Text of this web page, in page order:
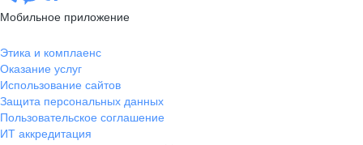
10 этаж, помещение 45-1
pr@rabota.by
Алматы
пр. Абая, д. 151, БЦ Алатау,
12 этаж, офис 1209
Мобильное приложение
Этика и комплаенс
Оказание услуг
Использование сайтов
Защита персональных данных
Пользовательское соглашение
ИТ аккредитация